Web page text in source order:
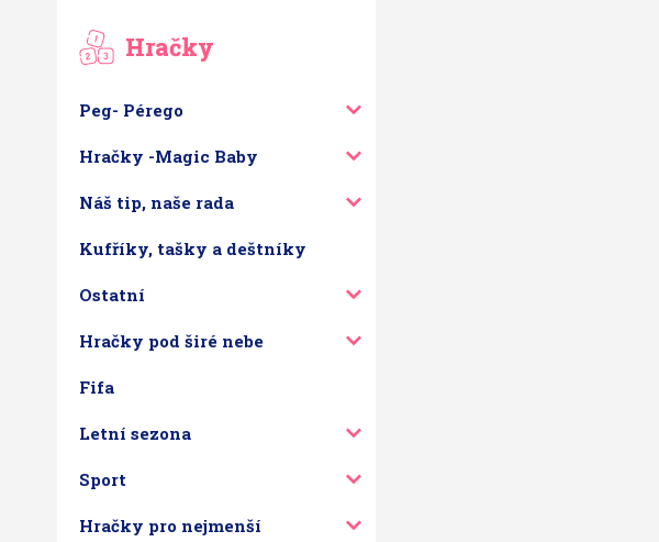
Hračky
Peg- Pérego
Hračky -Magic Baby
Náš tip, naše rada
Kufříky, tašky a deštníky
Ostatní
Hračky pod širé nebe
Fifa
Letní sezona
Sport
Hračky pro nejmenší